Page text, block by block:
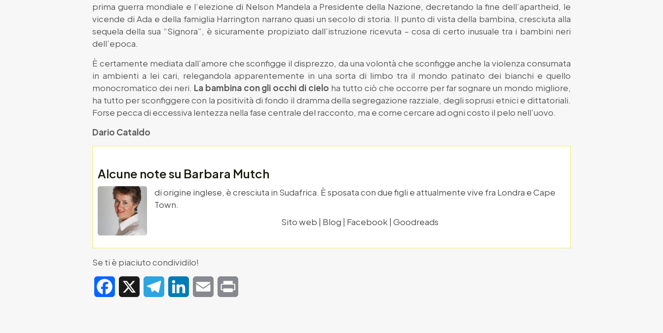
prima guerra mondiale e l’elezione di Nelson Mandela a Presidente della Nazione, decretando la fine dell’apartheid, le
vicende di Ada e della famiglia Harrington narrano quasi un secolo di storia. Il punto di vista della bambina, cresciuta alla
sequela della sua “Signora”, è sicuramente propiziato dall’istruzione ricevuta – cosa di certo inusuale tra i bambini neri
dell’epoca.
È certamente mediata dall’amore che sconfigge il disprezzo, da una volontà che sconfigge anche la violenza consumata
in ambienti a lei cari, relegandola apparentemente in una sorta di limbo tra il mondo patinato dei bianchi e quello
monocromatico dei neri. La bambina con gli occhi di cielo ha tutto ciò che occorre per far sognare un mondo migliore,
ha tutto per sconfiggere con la positività di fondo il dramma della segregazione razziale, degli soprusi etnici e dittatoriali.
Forse pecca di eccessiva lentezza nella fase centrale del racconto, ma e come cercare ad ogni costo il pelo nell’uovo.
Dario Cataldo
Alcune note su Barbara Mutch
di origine inglese, è cresciuta in Sudafrica. È sposata con due figli e attualmente vive fra Londra e Cape
Town.
Sito web | Blog | Facebook | Goodreads
Se ti è piaciuto condividilo!
Facebook TelegramLinkedIn Email